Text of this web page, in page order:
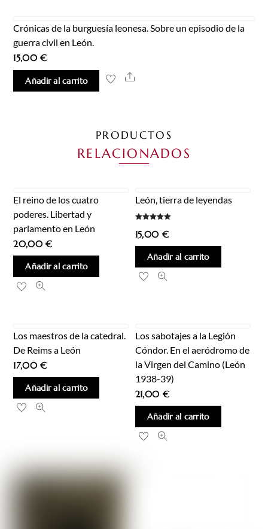
Crónicas de la burguesía leonesa. Sobre un episodio de la
guerra civil en León.
15,00€
Añadir al carrito Share
PRODUCTOS
RELACIONADOS
El reino de los cuatro
poderes. Libertad y
parlamento en León
20,00€
Añadir al carrito
León, tierra de leyendas
con
5.00
de 5
15,00 €
Añadir al carrito
Los maestros de la catedral.
De Reims a León
17,00€
Añadir al carrito
Los sabotajes a la Legión
Cóndor. En el aeródromo de
la Virgen del Camino (León
1938-39)
21,00 €
Añadir al carrito